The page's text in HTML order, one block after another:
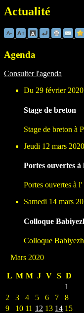
Actualité
Agenda
Consulter l'agenda
Du 29 février
Stage de breton
Stage de breton à
Jeudi 12 mars 2020
Portes ouvertes
Portes ouvertes à
Samedi 14 mars
Colloque
Colloque
Mars 2020
L M M J V S D
1
2
3 4 5 6 7
8
9
10 11 12 13 14 15